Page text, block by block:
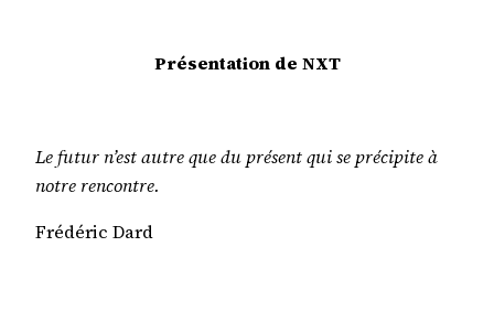
Présentation de NXT
Le futur n’est autre que du présent qui se précipite à
notre rencontre.
Frédéric Dard